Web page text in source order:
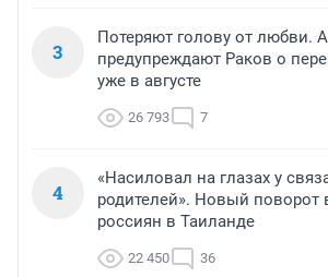
3
Потеряют голову от любви.
предупреждают Раков о
уже в августе
26 793 7
4
«Насиловал на глазах у
родителей». Новый поворот
россиян в Таиланде
22 450 36